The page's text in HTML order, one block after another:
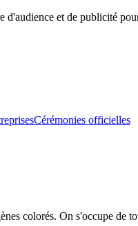
d'audience et de publicité
Cérémonies officielles
colorés. On s'occupe de